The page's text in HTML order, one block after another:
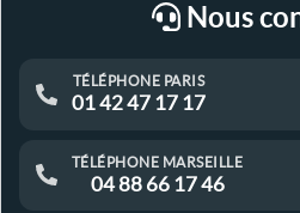
Nous
TÉLÉPHONE PARIS
01 42 47 17 17
TÉLÉPHONE MARSEILLE
04 88 66 17 46